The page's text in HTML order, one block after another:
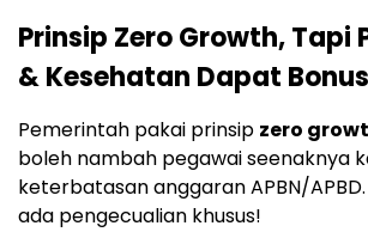
Prinsip Zero Growth, Tapi
& Kesehatan Dapat Bonus
Pemerintah pakai prinsip zero
boleh nambah pegawai seenaknya
keterbatasan anggaran APBN/
ada pengecualian khusus!